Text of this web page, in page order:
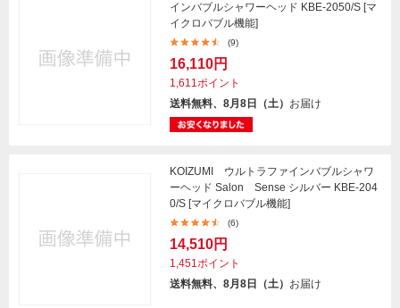
インバブルシャワーヘッド KBE-2050/S [マ
イクロバブル機能]
(9)
16,110円
1,611ポイント
送料無料、8月8日（土） お届け
KOIZUMI ウルトラファインバブルシャワ
ーヘッド Salon Sense シルバー KBE-204
0/S [マイクロバブル機能]
(6)
14,510円
1,451ポイント
送料無料、8月8日（土） お届け